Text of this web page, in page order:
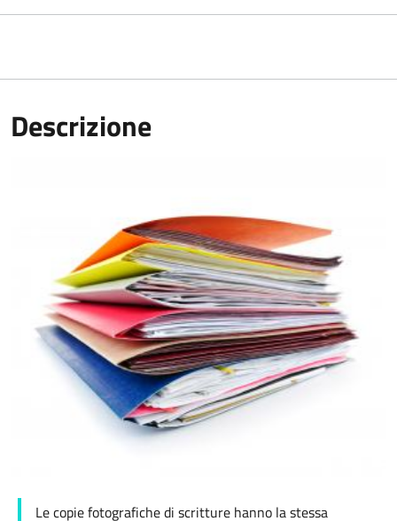
Descrizione
Le copie fotografiche di scritture hanno la stessa